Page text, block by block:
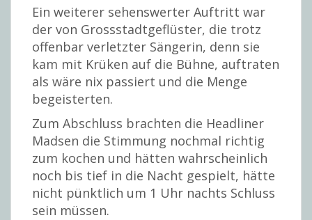
Ein weiterer sehenswerter Auftritt war
der von Grossstadtgeflüster, die trotz
offenbar verletzter Sängerin, denn sie
kam mit Krüken auf die Bühne, auftraten
als wäre nix passiert und die Menge
begeisterten.
Zum Abschluss brachten die Headliner
Madsen die Stimmung nochmal richtig
zum kochen und hätten wahrscheinlich
noch bis tief in die Nacht gespielt, hätte
nicht pünktlich um 1 Uhr nachts Schluss
sein müssen.